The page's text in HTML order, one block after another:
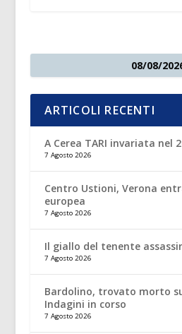
08/08/
ARTICOLI RECENTI
A Cerea TARI invariata nel
7 Agosto 2026
Centro Ustioni, Verona
europea
7 Agosto 2026
Il giallo del tenente
7 Agosto 2026
Bardolino, trovato morto
Indagini in corso
7 Agosto 2026